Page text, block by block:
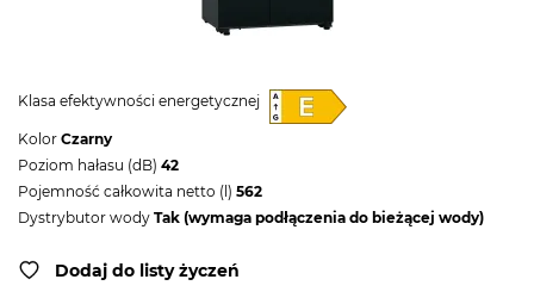
Klasa efektywności energetycznej
Kolor Czarny
Poziom hałasu (dB) 42
Pojemność całkowita netto (l) 562
Dystrybutor wody Tak (wymaga podłączenia do bieżącej wody)
Dodaj do listy życzeń